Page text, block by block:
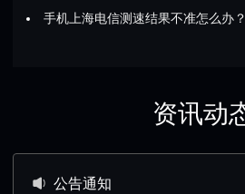
手机上海电信测速结果不准怎么办
资讯动
公告通知